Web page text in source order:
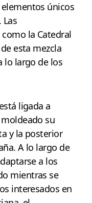
únicos
la Catedral
esta mezcla
lo largo de los
ligada a
su
y la posterior
A lo largo de
a los
mientras se
interesados en